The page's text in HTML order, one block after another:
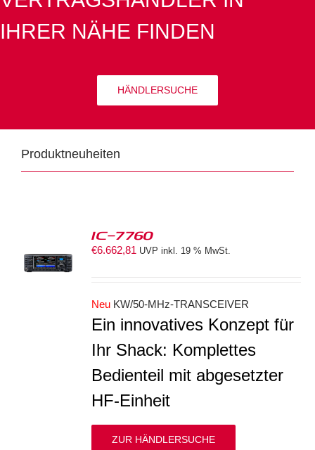
IHRER NÄHE FINDEN
HÄNDLERSUCHE
Produktneuheiten
IC-7760
€6.662,81 UVP inkl. 19 % MwSt.
Neu KW/50-MHz-TRANSCEIVER
Ein innovatives Konzept für
Ihr Shack: Komplettes
Bedienteil mit abgesetzter
HF-Einheit
ZUR HÄNDLERSUCHE